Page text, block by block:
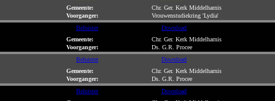
Gemeente:
Chr. Ger. Kerk Middelharnis
Voorganger:
Vrouwenstudiekring 'Lydia'
Beluister
Download
Gemeente:
Chr. Ger. Kerk Middelharnis
Voorganger:
Ds. G.R. Procee
Beluister
Download
Gemeente:
Chr. Ger. Kerk Middelharnis
Voorganger:
Ds. G.R. Procee
Beluister
Download